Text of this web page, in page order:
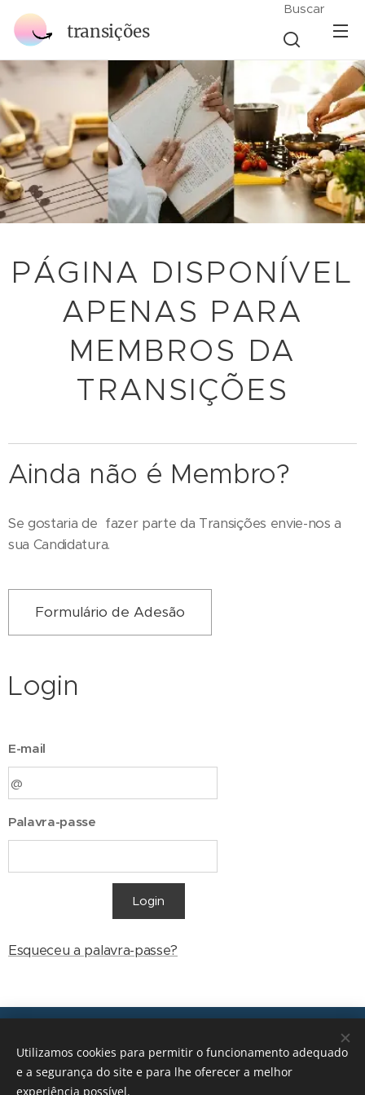
transições
Buscar
PÁGINA DISPONÍVEL
APENAS PARA
MEMBROS DA
TRANSIÇÕES
Ainda não é Membro?
Se gostaria de fazer parte da Transições envie-nos a
sua Candidatura.
Formulário de Adesão
Login
E-mail
Palavra-passe
Login
Esqueceu a palavra-passe?
geral@transicoes.pt
Utilizamos cookies para permitir o funcionamento adequado
e a segurança do site e para lhe oferecer a melhor
experiência possível.